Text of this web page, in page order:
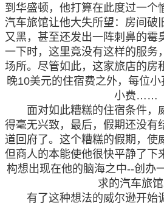
到华盛顿，他打算在此度过一个
汽车旅馆让他大失所望：房间破
又黑，甚至还发出一阵刺鼻的霉
一下时，这里竟没有这样的服务
场所。尽管如此，这家旅店的房
晚10美元的住宿费之外，每位
小费……
面对如此糟糕的住宿条件，
得毫无兴致，最后，假期还没有
道回府了。这个糟糕的假期，使
但商人的本能使他很快平静了下
构想出现在他的脑海之中--创办
求的汽车旅馆
有了这种想法的威尔逊开始调